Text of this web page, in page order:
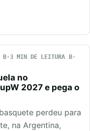
3 MIN DE LEITURA
no
2027 e pega o
perdeu para
na Argentina,